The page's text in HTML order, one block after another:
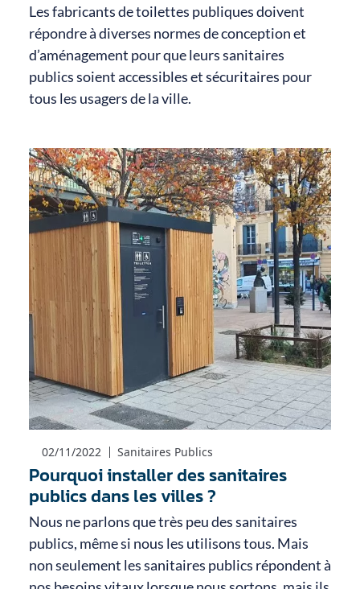
Les fabricants de toilettes publiques doivent
répondre à diverses normes de conception et
d’aménagement pour que leurs sanitaires
publics soient accessibles et sécuritaires pour
tous les usagers de la ville.
02/11/2022 Sanitaires Publics
Pourquoi installer des sanitaires
publics dans les villes ?
Nous ne parlons que très peu des sanitaires
publics, même si nous les utilisons tous. Mais
non seulement les sanitaires publics répondent à